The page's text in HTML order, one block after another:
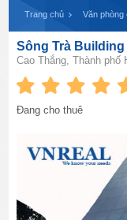
Trang chủ Văn phòng
Sông Trà
Cao Thắng, Thành phố
Đang cho thuê